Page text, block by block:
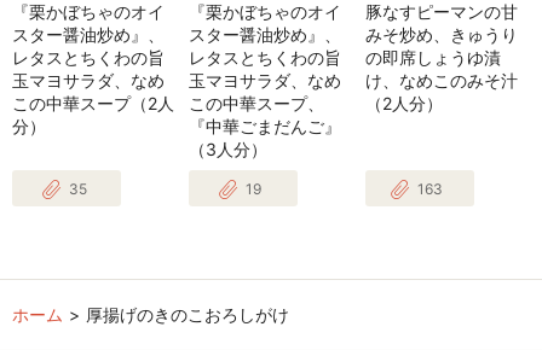
『栗かぼちゃのオイ
スター醤油炒め』、
レタスとちくわの旨
玉マヨサラダ、なめ
この中華スープ（2人
分）
35
『栗かぼちゃのオイ
スター醤油炒め』、
レタスとちくわの旨
玉マヨサラダ、なめ
この中華スープ、
『中華ごまだんご』
（3人分）
19
豚なすピーマンの甘
みそ炒め、きゅうり
の即席しょうゆ漬
け、なめこのみそ汁
（2人分）
163
ホーム 厚揚げのきのこおろしがけ